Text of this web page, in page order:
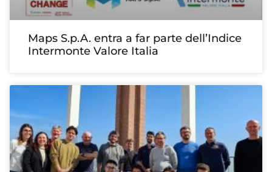
Maps S.p.A. entra a far parte dell’Indice
Intermonte Valore Italia